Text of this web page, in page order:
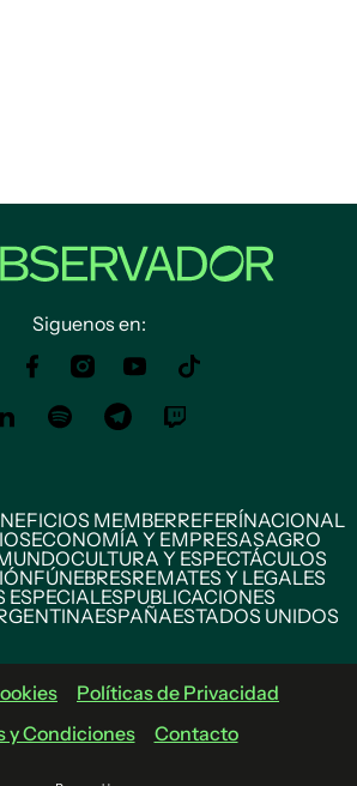
Siguenos en:
MEMBERREFERÍNACIONAL
ECONOMÍA Y EMPRESASAGRO
CULTURA Y ESPECTÁCULOS
FÚNEBRESREMATES Y LEGALES
ESPECIALESPUBLICACIONES
ESPAÑAESTADOS UNIDOS
Políticas de Privacidad
y Condiciones
Contacto